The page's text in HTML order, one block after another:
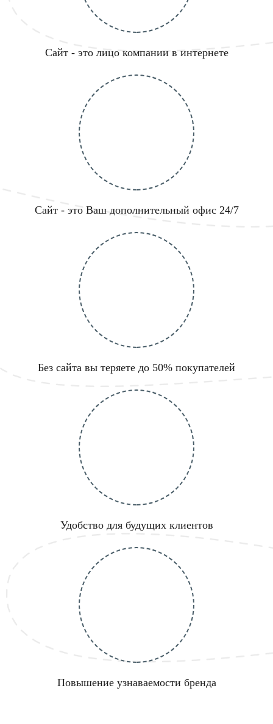
Сайт - это лицо компании в интернете
Сайт - это Ваш дополнительный офис 24/7
Без сайта вы теряете до 50% покупателей
Удобство для будущих клиентов
Повышение узнаваемости бренда